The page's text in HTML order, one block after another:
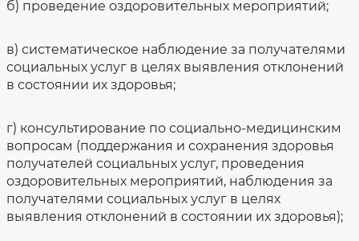
б) проведение оздоровительных мероприятий;
в) систематическое наблюдение за получателями
социальных услуг в целях выявления отклонений
в состоянии их здоровья;
г) консультирование по социально-медицинским
вопросам (поддержания и сохранения здоровья
получателей социальных услуг, проведения
оздоровительных мероприятий, наблюдения за
получателями социальных услуг в целях
выявления отклонений в состоянии их здоровья);